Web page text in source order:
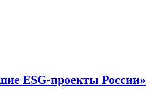
ESG-проекты России»